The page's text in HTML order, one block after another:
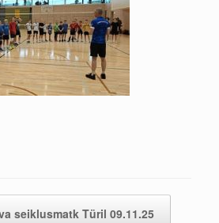
seiklusmatk Türil 09.11.25